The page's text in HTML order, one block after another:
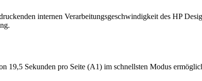
internen Verarbeitungsgeschwindigkeit des HP
Sekunden pro Seite (A1) im schnellsten Modus